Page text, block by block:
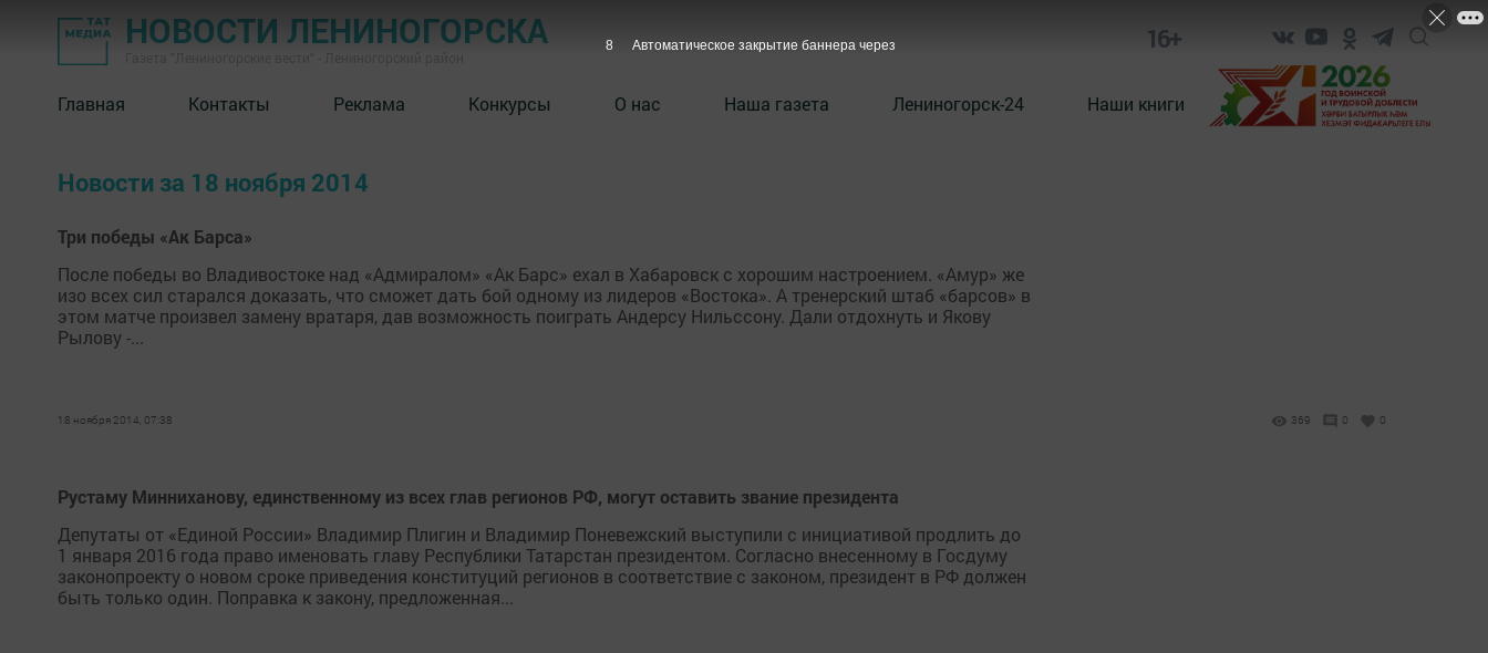
НОВОСТИ ЛЕНИНОГОРСКА 16+
Главная Контакты Реклама Конкурсы О нас Наша газета Лениногорск-24 Наши книги
Новости за 18 ноября 2014
Три победы «Ак Барса»
После победы во Владивостоке над «Адмиралом» «Ак Барс» ехал в Хабаровск с хорошим настроением. «Амур» же
изо всех сил старался доказать, что сможет дать бой одному из лидеров «Востока». А тренерский штаб «барсов» в
этом матче произвел замену вратаря, дав возможность поиграть Андерсу Нильссону. Дали отдохнуть и Якову
Рылову -...
18 ноября 2014, 07:38 369 0 0
Рустаму Минниханову, единственному из всех глав регионов РФ, могут оставить звание президента
Депутаты от «Единой России» Владимир Плигин и Владимир Поневежский выступили с инициативой продлить до
1 января 2016 года право именовать главу Республики Татарстан президентом. Согласно внесенному в Госдуму
законопроекту о новом сроке приведения конституций регионов в соответствие с законом, президент в РФ должен
быть только один. Поправка к закону, предложенная...
7 Автоматическое закрытие баннера через